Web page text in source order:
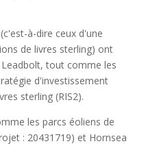
à-dire ceux d'une
de livres sterling) ont
tout comme les
d'investissement
sterling (RIS2).
les parcs éoliens de
: 20431719) et Hornsea